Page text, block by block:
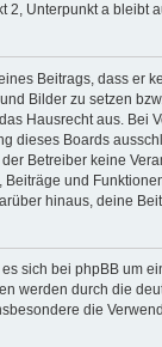
2, Unterpunkt a
Beitrags, dass er
Bilder zu setzen
Hausrecht aus.
dieses Boards
Betreiber keine
und
hinaus, deine
sich bei phpBB um
werden durch die
die